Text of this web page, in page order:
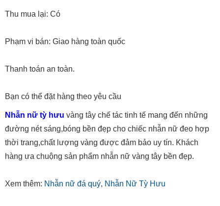
Thu mua lại: Có
Phạm vi bán: Giao hàng toàn quốc
Thanh toán an toàn.
Bạn có thể đặt hàng theo yêu cầu
Nhẫn nữ tỳ hưu vàng tây chế tác tinh tế mang đến những
đường nét sáng,bóng bền đẹp cho chiếc nhẫn nữ đeo hợp
thời trang,chất lượng vàng được đảm bảo uy tín. Khách
hàng ưa chuộng sản phẩm nhẫn nữ vàng tây bền đẹp.
Xem thêm: Nhẫn nữ đá quý, Nhẫn Nữ Tỳ Hưu